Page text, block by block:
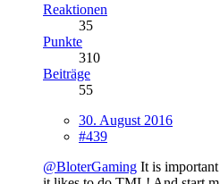
Reaktionen
35
Punkte
310
Beiträge
55
30. August 2016
#439
@BloterGaming It is